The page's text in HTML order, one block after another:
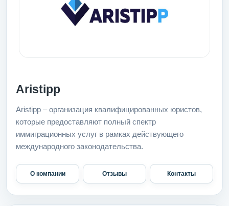
Aristipp
Aristipp – организация квалифицированных юристов,
которые предоставляют полный спектр
иммиграционных услуг в рамках действующего
международного законодательства.
О компании Отзывы Контакты